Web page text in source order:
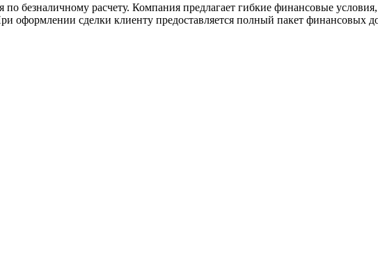
безналичному расчету. Компания предлагает гибкие финансовые
оформлении сделки клиенту предоставляется полный пакет финансовых